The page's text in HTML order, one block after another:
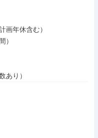
画年休含む）
）
あり）